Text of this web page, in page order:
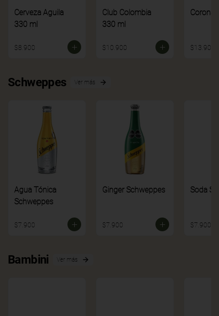
Cerveza Aguila
330 ml
$8.900
Club Colombia
330 ml
$10.900
Corona
$13.900
Schweppes Ver más
Agua Tónica
Schweppes
$7.900
Ginger Schweppes
$7.900
Soda
$7.900
Bambini Ver más